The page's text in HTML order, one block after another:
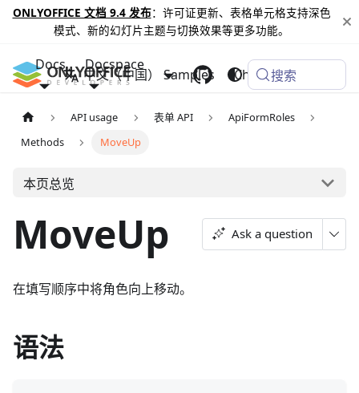
ONLYOFFICE 文档 9.4 发布：许可证更新、表格单元格支持深色
模式、新的幻灯片主题与切换效果等更多功能。
Docs Docspace
Samples Changelog
中文（中国） 搜索
API usage 表单 API
ApiFormRoles
Methods
MoveUp
本页总览
MoveUp Ask a question
在填写顺序中将角色向上移动。
语法